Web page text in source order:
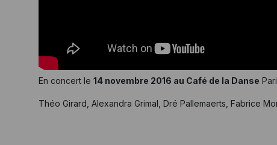
En concert le 14 novembre 2016 au Café de la Danse
Théo Girard, Alexandra Grimal, Dré Pallemaerts, Fabrice